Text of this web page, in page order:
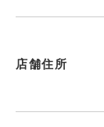
店舗住所